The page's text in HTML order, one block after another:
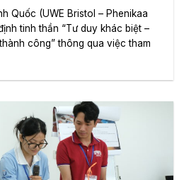
Quốc (UWE Bristol – Phenikaa
tinh thần “Tư duy khác biệt –
công” thông qua việc tham